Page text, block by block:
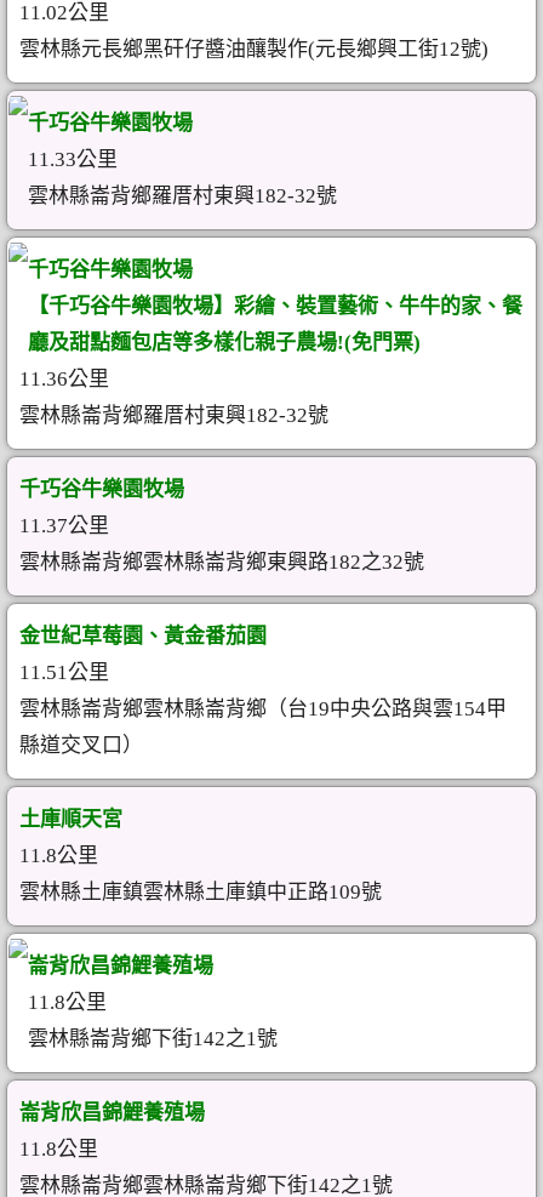
11.02公里
雲林縣元長鄉黑矸仔醬油釀製作(元長鄉興工街12號)
千巧谷牛樂園牧場
11.33公里
雲林縣崙背鄉羅厝村東興182-32號
千巧谷牛樂園牧場
【千巧谷牛樂園牧場】彩繪、裝置藝術、牛牛的家、餐
廳及甜點麵包店等多樣化親子農場!(免門票)
11.36公里
雲林縣崙背鄉羅厝村東興182-32號
千巧谷牛樂園牧場
11.37公里
雲林縣崙背鄉雲林縣崙背鄉東興路182之32號
金世紀草莓園、黃金番茄園
11.51公里
雲林縣崙背鄉雲林縣崙背鄉（台19中央公路與雲154甲
縣道交叉口）
土庫順天宮
11.8公里
雲林縣土庫鎮雲林縣土庫鎮中正路109號
崙背欣昌錦鯉養殖場
11.8公里
雲林縣崙背鄉下街142之1號
崙背欣昌錦鯉養殖場
11.8公里
雲林縣崙背鄉雲林縣崙背鄉下街142之1號